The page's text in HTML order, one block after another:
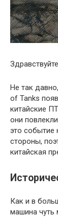
Не так
of Tanks
китайские
они
это событие
стороны,
китайская
Как и в
машина чуть